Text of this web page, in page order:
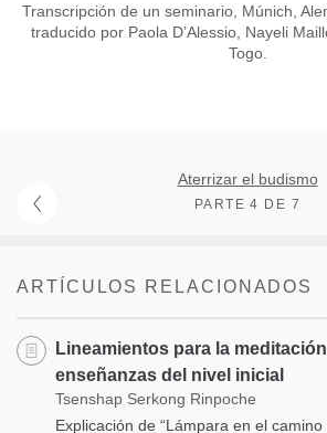
Transcripción de un seminario, Múnich,
traducido por Paola D’Alessio, Nayeli
Togo.
Aterrizar el budismo
PARTE 4 DE 7
ARTÍCULOS RELACIONADOS
Lineamientos para la
enseñanzas del nivel inicial
Tsenshap Serkong Rinpoche
Explicación de “Lámpara en el camino